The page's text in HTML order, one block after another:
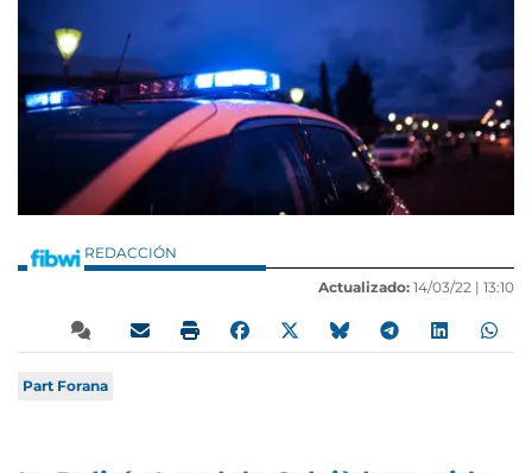
REDACCIÓN
Actualizado: 14/03/22 | 13:10
Part Forana